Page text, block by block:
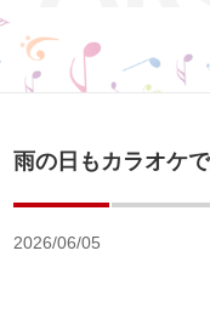
雨の日もカラオケ
2026/06/05